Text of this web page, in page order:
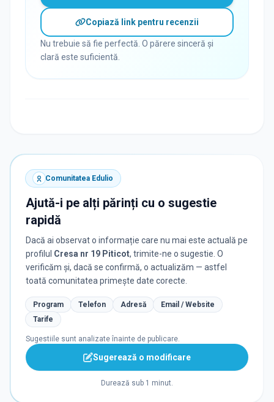
Copiază link pentru recenzii
Nu trebuie să fie perfectă. O părere sinceră și
clară este suficientă.
Comunitatea Edulio
Ajută-i pe alți părinți cu o sugestie
rapidă
Dacă ai observat o informație care nu mai este actuală pe
profilul Cresa nr 19 Piticot, trimite-ne o sugestie. O
verificăm și, dacă se confirmă, o actualizăm — astfel
toată comunitatea primește date corecte.
Program Telefon Adresă
Email / Website
Tarife
Sugestiile sunt analizate înainte de publicare.
Sugerează o modificare
Durează sub 1 minut.